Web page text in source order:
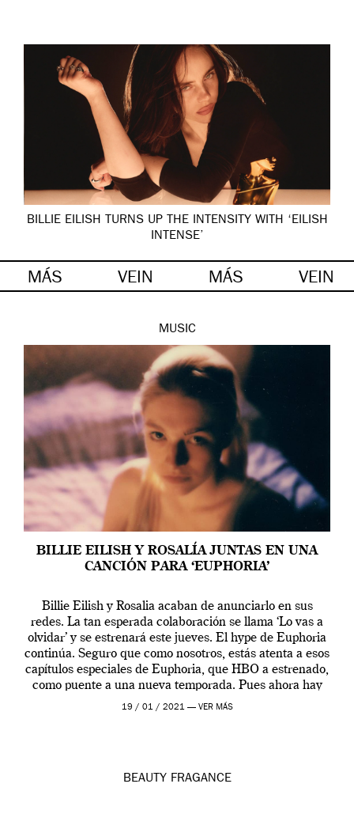
BILLIE EILISH TURNS UP THE INTENSITY WITH ‘EILISH
INTENSE’
MÁS VEIN MÁS VEIN
MUSIC
BILLIE EILISH Y ROSALÍA JUNTAS EN UNA
CANCIÓN PARA ‘EUPHORIA’
Billie Eilish y Rosalia acaban de anunciarlo en sus
redes. La tan esperada colaboración se llama ‘Lo vas a
olvidar’ y se estrenará este jueves. El hype de Euphoria
continúa. Seguro que como nosotros, estás atenta a esos
capítulos especiales de Euphoria, que HBO a estrenado,
como puente a una nueva temporada. Pues ahora hay
[…]
19 / 01 / 2021 — VER MÁS
BEAUTY FRAGANCE